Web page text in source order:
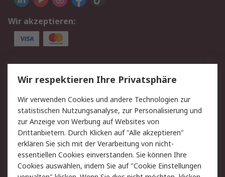
Wir akzeptieren:
Service
Value Added Services
Lieferlösungen
Rücksendungen
Kontakt
Hilfe
Privatkunden
Rechtliches
AGB
Datenschutz
Cookie-Richtlinie
Zahlungsbedingungen
Wir respektieren Ihre Privatsphäre
Wir verwenden Cookies und andere Technologien zur
statistischen Nutzungsanalyse, zur Personalisierung und
zur Anzeige von Werbung auf Websites von
Drittanbietern. Durch Klicken auf "Alle akzeptieren"
erklären Sie sich mit der Verarbeitung von nicht-
essentiellen Cookies einverstanden. Sie können Ihre
Cookies auswählen, indem Sie auf "Cookie Einstellungen